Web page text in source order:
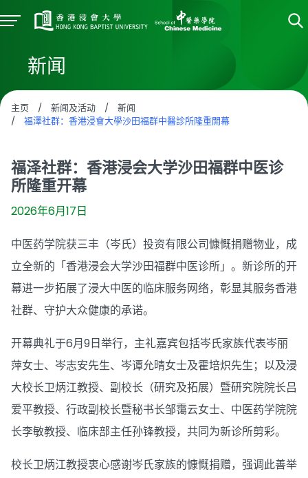
新闻
主页 / 新闻及活动 /
新闻
/
福澤社群：香港浸會大學沙田福群中醫診所隆重開幕
福泽社群：香港浸会大学沙田福群中医诊
所隆重开幕
2026年6月17日
中医药学院获三丰（岑氏）投资有限公司慷慨捐赠物业，成
立全新的「香港浸会大学沙田福群中医诊所」。新诊所的开
幕进一步拓展了浸大中医的临床服务网络，彰显其服务香港
社群、守护大众健康的承诺。
开幕典礼于6月9日举行，主礼嘉宾包括岑氏家族代表岑丽
萍女士、岑志安先生、岑谭允晴女士及霍培炽先生；以及浸
大校长卫炳江教授、副校长（研究及拓展）暨研究院院长吕
爱平教授、行政副校长暨秘书长邹霭云女士、中医药学院院
长李敏教授、临床部主任孙锋教授，共同为新诊所剪彩。
校长卫炳江教授衷心感谢岑氏家族的慷慨捐赠，强调此善举